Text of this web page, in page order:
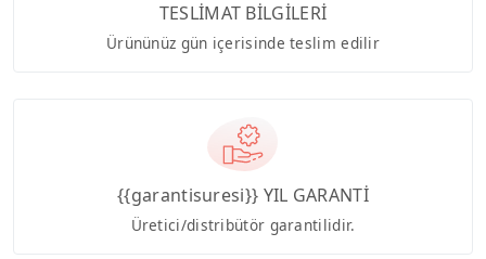
TESLİMAT BİLGİLERİ
Ürününüz gün içerisinde teslim edilir
{{garantisuresi}} YIL GARANTİ
Üretici/distribütör garantilidir.